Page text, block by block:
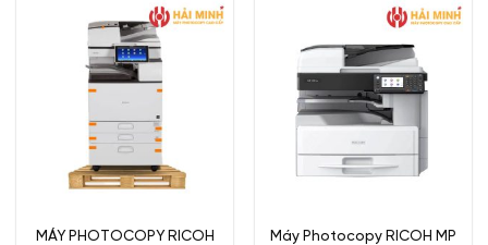
MÁY PHOTOCOPY RICOH
Máy Photocopy RICOH MP